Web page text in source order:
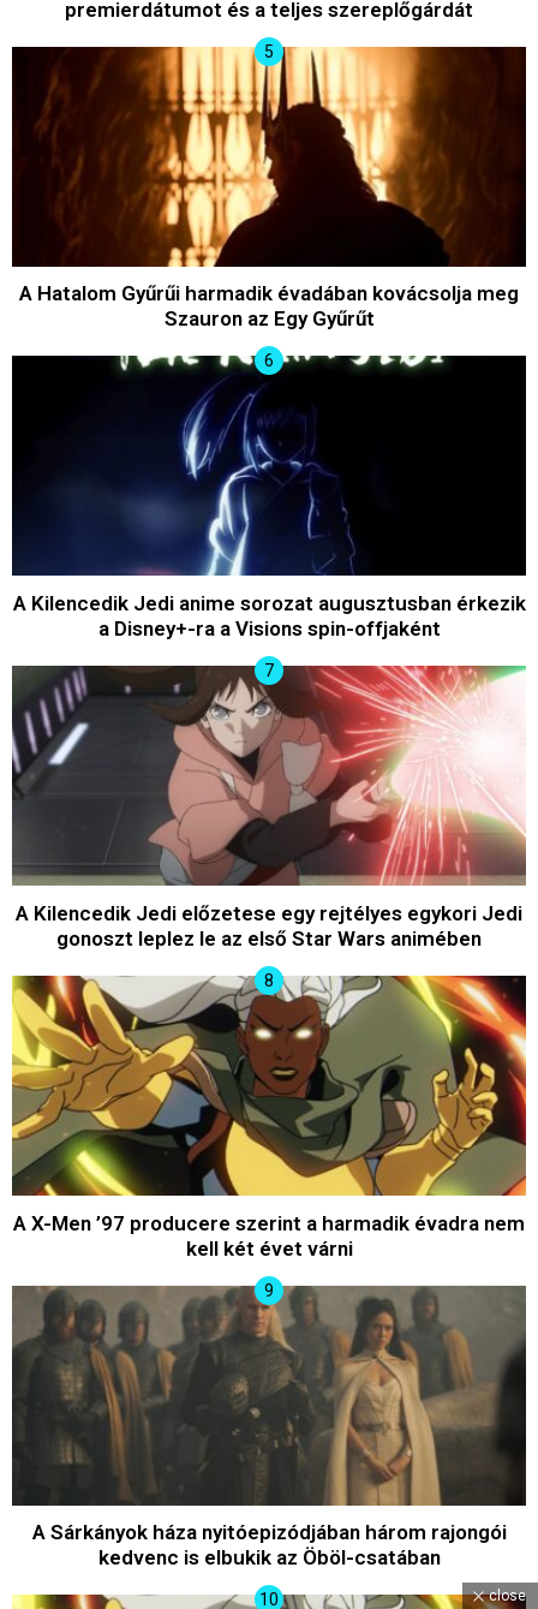
premierdátumot és a teljes szereplőgárdát
A Hatalom Gyűrűi harmadik évadában kovácsolja meg
Szauron az Egy Gyűrűt
A Kilencedik Jedi anime sorozat augusztusban érkezik
a Disney+-ra a Visions spin-offjaként
A Kilencedik Jedi előzetese egy rejtélyes egykori Jedi
gonoszt leplez le az első Star Wars animében
A X-Men ’97 producere szerint a harmadik évadra nem
kell két évet várni
A Sárkányok háza nyitóepizódjában három rajongói
kedvenc is elbukik az Öböl-csatában
close